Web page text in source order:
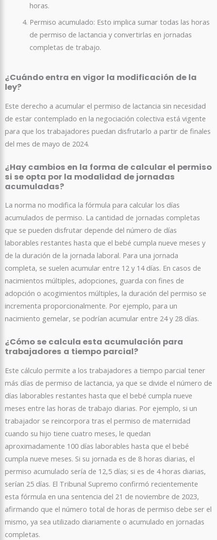
horas.
Permiso acumulado: Esto implica sumar todas las horas
de permiso de lactancia y convertirlas en jornadas
completas de trabajo.
¿Cuándo entra en vigor la modificación de la
ley?
Este derecho a acumular el permiso de lactancia sin necesidad
de estar contemplado en la negociación colectiva está vigente
para que los trabajadores puedan disfrutarlo a partir de finales
del mes de mayo de 2024.
¿Hay cambios en la forma de calcular el permiso
si se opta por la modalidad de jornadas
acumuladas?
La norma no modifica la fórmula para calcular los días
acumulados de permiso. La cantidad de jornadas completas
que se pueden disfrutar depende del número de días
laborables restantes hasta que el bebé cumpla nueve meses y
de la duración de la jornada laboral. Para una jornada
completa, se suelen acumular entre 12 y 14 días. En casos de
nacimientos múltiples, adopciones, guarda con fines de
adopción o acogimientos múltiples, la duración del permiso se
incrementa proporcionalmente. Por ejemplo, para un
nacimiento gemelar, se podrían acumular entre 24 y 28 días.
¿Cómo se calcula esta acumulación para
trabajadores a tiempo parcial?
Este cálculo permite a los trabajadores a tiempo parcial tener
más días de permiso de lactancia, ya que se divide el número de
días laborables restantes hasta que el bebé cumpla nueve
meses entre las horas de trabajo diarias. Por ejemplo, si un
trabajador se reincorpora tras el permiso de maternidad
cuando su hijo tiene cuatro meses, le quedan
aproximadamente 100 días laborables hasta que el bebé
cumpla nueve meses. Si su jornada es de 8 horas diarias, el
permiso acumulado sería de 12,5 días; si es de 4 horas diarias,
serían 25 días. El Tribunal Supremo confirmó recientemente
esta fórmula en una sentencia del 21 de noviembre de 2023,
afirmando que el número total de horas de permiso debe ser el
mismo, ya sea utilizado diariamente o acumulado en jornadas
completas.